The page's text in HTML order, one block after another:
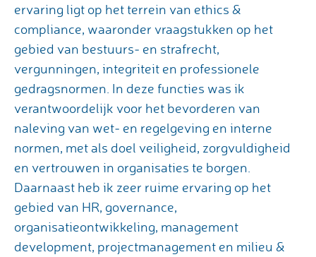
ervaring ligt op het terrein van ethics &
compliance, waaronder vraagstukken op het
gebied van bestuurs‑ en strafrecht,
vergunningen, integriteit en professionele
gedragsnormen. In deze functies was ik
verantwoordelijk voor het bevorderen van
naleving van wet‑ en regelgeving en interne
normen, met als doel veiligheid, zorgvuldigheid
en vertrouwen in organisaties te borgen.
Daarnaast heb ik zeer ruime ervaring op het
gebied van HR, governance,
organisatieontwikkeling, management
development, projectmanagement en milieu &